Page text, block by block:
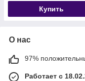
Купить
О нас
97%
Работает с